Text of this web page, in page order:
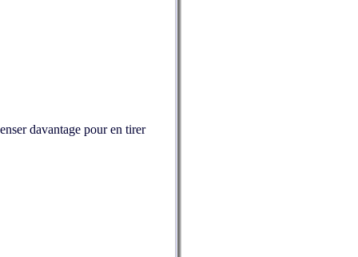
davantage pour en tirer